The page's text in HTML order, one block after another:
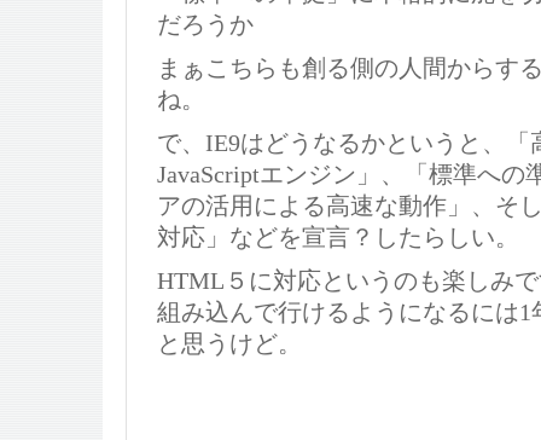
だろうか
まぁこちらも創る側の人間からす
ね。
で、IE9はどうなるかというと、
JavaScriptエンジン」、「標準への
アの活用による高速な動作」、そ
対応」などを宣言？したらしい。
HTML５に対応というのも楽しみ
組み込んで行けるようになるには
と思うけど。